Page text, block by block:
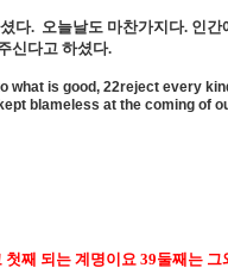
다. 오늘날도 마찬가지다. 인간
신다고 하셨다.
what is good, 22reject every
blameless at the coming of
첫째 되는 계명이요39둘째는 그